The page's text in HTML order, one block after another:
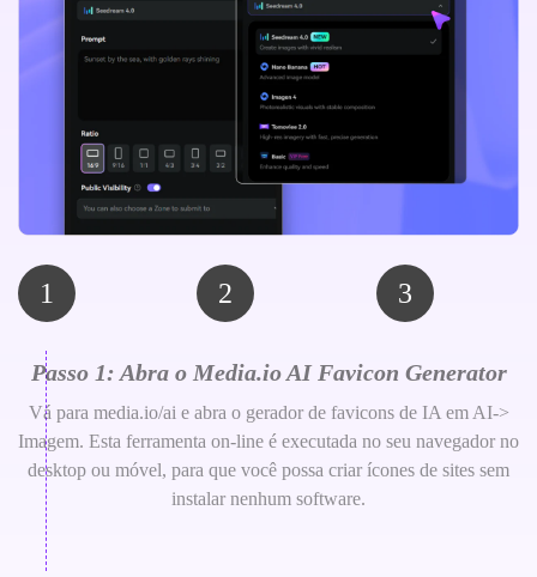
1 2 3
Passo 1: Abra o Media.io AI Favicon Generator
Vá para media.io/ai e abra o gerador de favicons de IA em AI->
Imagem. Esta ferramenta on-line é executada no seu navegador no
desktop ou móvel, para que você possa criar ícones de sites sem
instalar nenhum software.